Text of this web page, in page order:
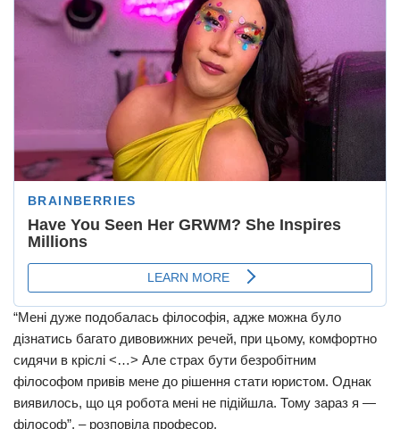
“Мені дуже подобалась філософія, адже можна було
дізнатись багато дивовижних речей, при цьому, комфортно
сидячи в кріслі <…> Але страх бути безробітним
філософом привів мене до рішення стати юристом. Однак
виявилось, що ця робота мені не підійшла. Тому зараз я —
філософ”, – розповіла професор.